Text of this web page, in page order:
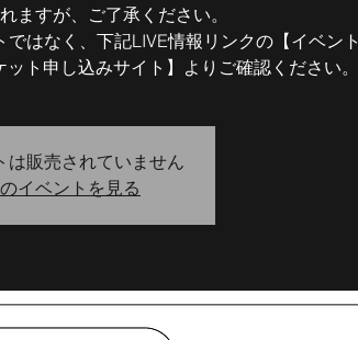
ますが、ご了承ください。
はなく、下記LIVE情報リンクの【イベント
ト申し込みサイト】よりご確認ください。
は販売されていません
イベントを見る